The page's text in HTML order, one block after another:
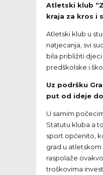
Atletski klub
kraja za kros i
Atletski klub u
natjecanja, svi
bila približiti
predškolske i
Uz podršku
put od ideje
U samim
Statutu kluba a
sport općenito,
grad u atletskom
raspolaže
troškovima